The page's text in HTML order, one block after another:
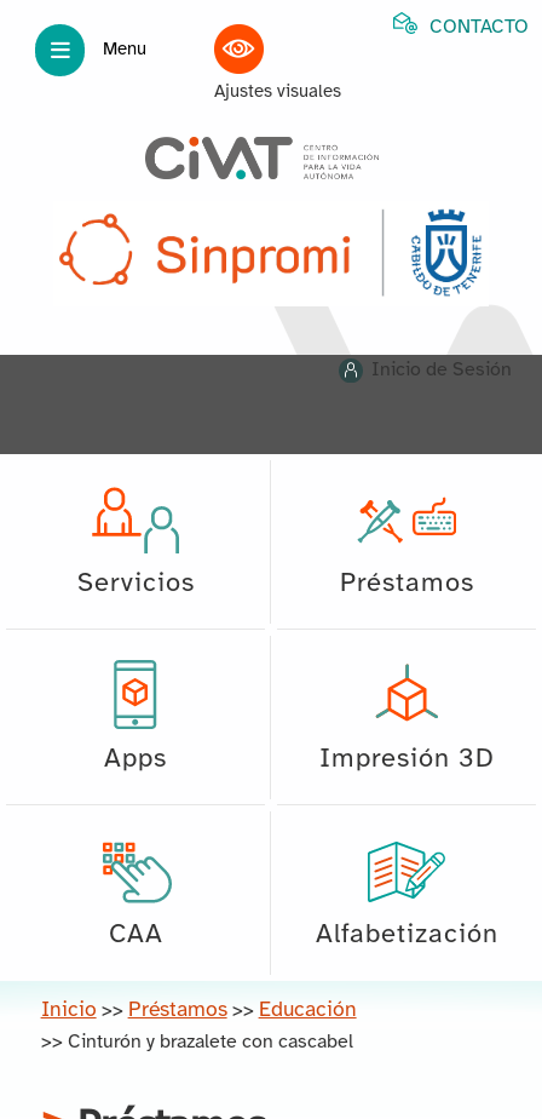
Menu
Ajustes visuales
CONTACTO
Inicio de Sesión
Servicios Préstamos
Apps Impresión 3D
CAA Alfabetización
Inicio >> Préstamos >> Educación
>> Cinturón y brazalete con cascabel